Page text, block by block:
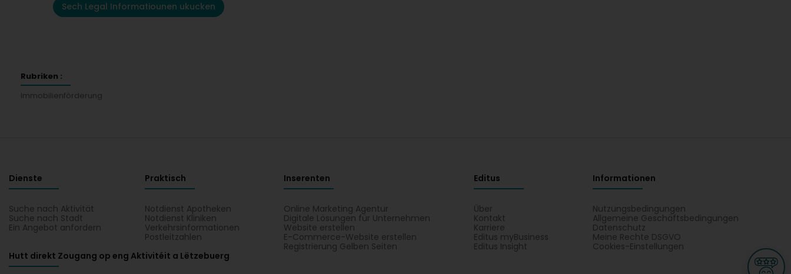
Sech Legal Informatiounen ukucken
Rubriken :
Immobilienförderung
Dienste
Suche nach Aktivität
Suche nach Stadt
Ein Angebot anfordern
Praktisch
Notdienst Apotheken
Notdienst Kliniken
Verkehrsinformationen
Postleitzahlen
Inserenten
Online Marketing Agentur
Digitale Lösungen für Unternehmen
Website erstellen
E-Commerce-Website erstellen
Registrierung Gelben Seiten
Editus
Über
Kontakt
Karriere
Editus myBusiness
Editus Insight
Informationen
Nutzungsbedingungen
Allgemeine Geschäftsbedingungen
Datenschutz
Meine Rechte DSGVO
Cookies-Einstellungen
Hutt direkt Zougang op eng Aktivitéit a Lëtzebuerg